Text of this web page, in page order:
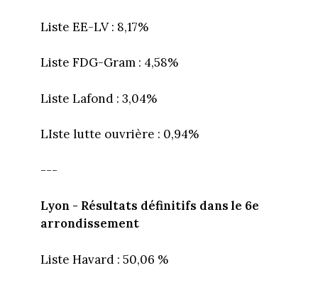
Liste EE-LV : 8,17%
Liste FDG-Gram : 4,58%
Liste Lafond : 3,04%
LIste lutte ouvrière : 0,94%
---
Lyon - Résultats définitifs dans le 6e
arrondissement
​Liste Havard : 50,06 %